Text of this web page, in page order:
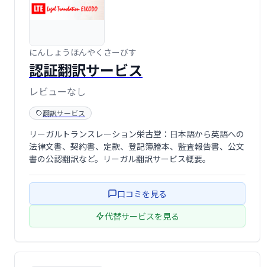
にんしょうほんやくさーびす
認証翻訳サービス
レビューなし
翻訳サービス
リーガルトランスレーション栄古堂：日本語から英語への
法律文書、契約書、定款、登記簿謄本、監査報告書、公文
書の公認翻訳など。リーガル翻訳サービス概要。
口コミを見る
代替サービスを見る